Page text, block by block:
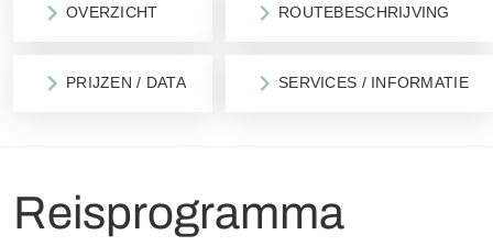
OVERZICHT ROUTEBESCHRIJVING
PRIJZEN / DATA SERVICES / INFORMATIE
Reisprogramma